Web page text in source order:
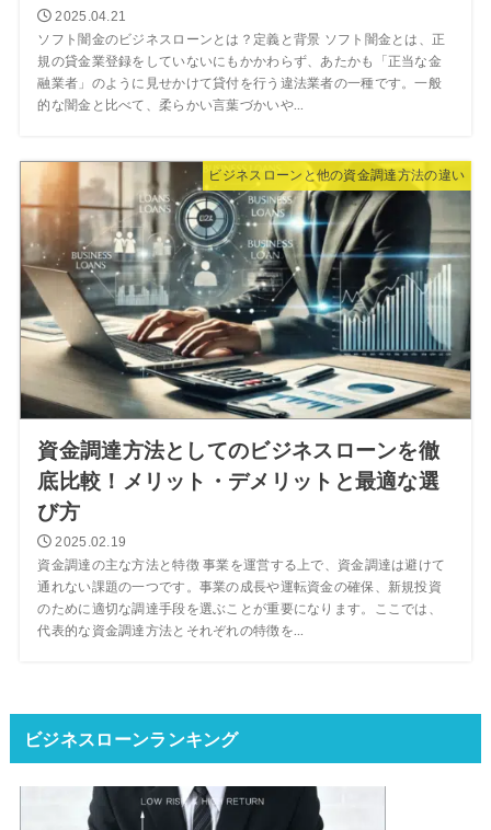
2025.04.21
ソフト闇金のビジネスローンとは？定義と背景 ソフト闇金とは、正
規の貸金業登録をしていないにもかかわらず、あたかも「正当な金
融業者」のように見せかけて貸付を行う違法業者の一種です。一般
的な闇金と比べて、柔らかい言葉づかいや...
ビジネスローンと他の資金調達方法の違い
資金調達方法としてのビジネスローンを徹
底比較！メリット・デメリットと最適な選
び方
2025.02.19
資金調達の主な方法と特徴 事業を運営する上で、資金調達は避けて
通れない課題の一つです。事業の成長や運転資金の確保、新規投資
のために適切な調達手段を選ぶことが重要になります。ここでは、
代表的な資金調達方法とそれぞれの特徴を...
ビジネスローンランキング